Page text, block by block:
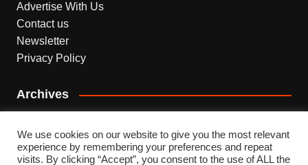
Advertise With Us
Contact us
Newsletter
Privacy Policy
Archives
We use cookies on our website to give you the most relevant
experience by remembering your preferences and repeat
visits. By clicking “Accept”, you consent to the use of ALL the